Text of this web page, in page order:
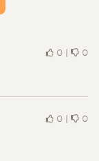
0 | 0
0 | 0